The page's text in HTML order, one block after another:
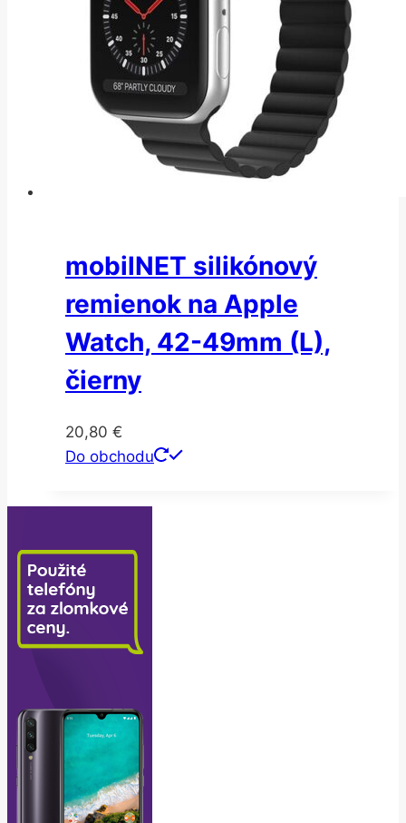
mobilNET silikónový
remienok na Apple
Watch, 42-49mm (L),
čierny
20,80 €
Do obchodu